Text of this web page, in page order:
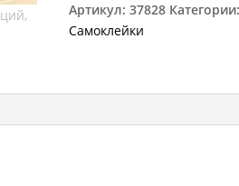
минификс
Артикул:37828 Категории:
Самоклейки